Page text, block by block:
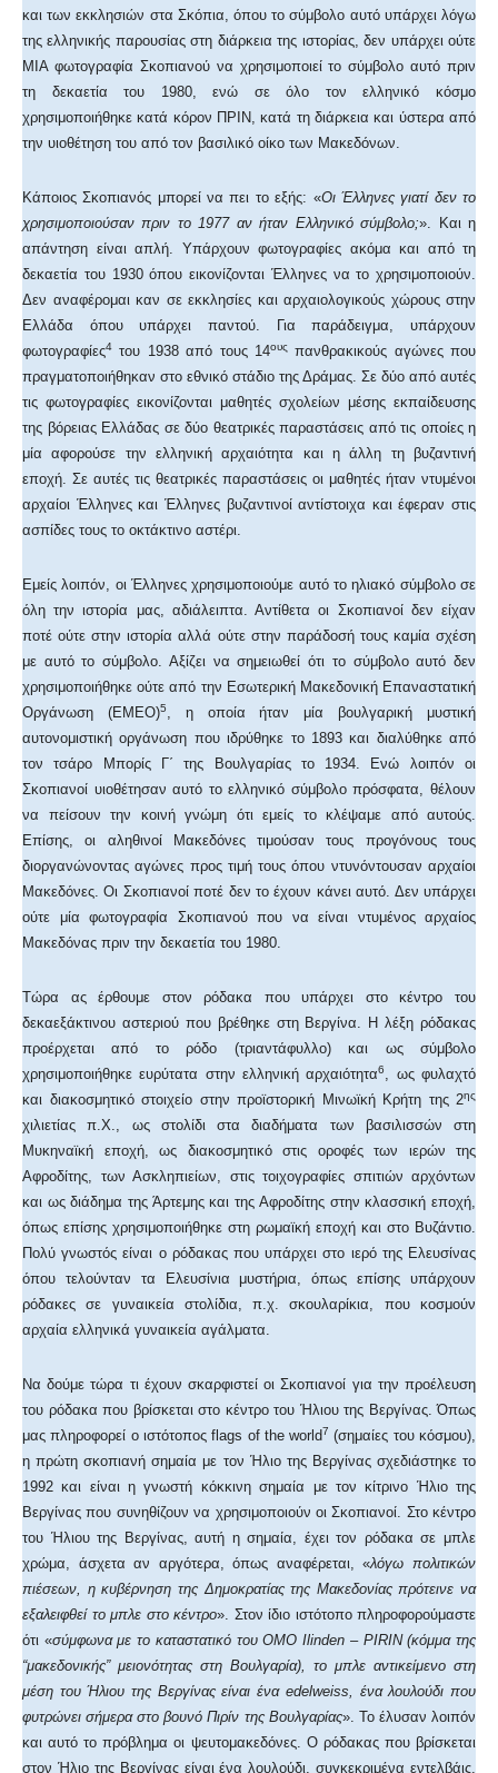
και των εκκλησιών στα Σκόπια, όπου το σύμβολο αυτό υπάρχει λόγω
της ελληνικής παρουσίας στη διάρκεια της ιστορίας, δεν υπάρχει ούτε
ΜΙΑ φωτογραφία Σκοπιανού να χρησιμοποιεί το σύμβολο αυτό πριν
τη δεκαετία του 1980, ενώ σε όλο τον ελληνικό κόσμο
χρησιμοποιήθηκε κατά κόρον ΠΡΙΝ, κατά τη διάρκεια και ύστερα από
την υιοθέτηση του από τον βασιλικό οίκο των Μακεδόνων.
Κάποιος Σκοπιανός μπορεί να πει το εξής: «Οι Έλληνες γιατί δεν το
χρησιμοποιούσαν πριν το 1977 αν ήταν Ελληνικό σύμβολο;». Kαι η
απάντηση είναι απλή. Υπάρχουν φωτογραφίες ακόμα και από τη
δεκαετία του 1930 όπου εικονίζονται Έλληνες να το χρησιμοποιούν.
Δεν αναφέρομαι καν σε εκκλησίες και αρχαιολογικούς χώρους στην
Ελλάδα όπου υπάρχει παντού. Για παράδειγμα, υπάρχουν
φωτογραφίες4 του 1938 από τους 14ουςπανθρακικούς αγώνες που
πραγματοποιήθηκαν στο εθνικό στάδιο της Δράμας. Σε δύο από αυτές
τις φωτογραφίες εικονίζονται μαθητές σχολείων μέσης εκπαίδευσης
της βόρειας Ελλάδας σε δύο θεατρικές παραστάσεις από τις οποίες η
μία αφορούσε την ελληνική αρχαιότητα και η άλλη τη βυζαντινή
εποχή. Σε αυτές τις θεατρικές παραστάσεις οι μαθητές ήταν ντυμένοι
αρχαίοι Έλληνες και Έλληνες βυζαντινοί αντίστοιχα και έφεραν στις
ασπίδες τους το οκτάκτινο αστέρι.
Εμείς λοιπόν, οι Έλληνες χρησιμοποιούμε αυτό το ηλιακό σύμβολο σε
όλη την ιστορία μας, αδιάλειπτα. Αντίθετα οι Σκοπιανοί δεν είχαν
ποτέ ούτε στην ιστορία αλλά ούτε στην παράδοσή τους καμία σχέση
με αυτό το σύμβολο. Αξίζει να σημειωθεί ότι το σύμβολο αυτό δεν
χρησιμοποιήθηκε ούτε από την Εσωτερική Μακεδονική Επαναστατική
Οργάνωση (ΕΜΕΟ)5
, η οποία ήταν μία βουλγαρική μυστική
αυτονομιστική οργάνωση που ιδρύθηκε το 1893 και διαλύθηκε από
τον τσάρο Μπορίς Γ΄ της Βουλγαρίας το 1934. Ενώ λοιπόν οι
Σκοπιανοί υιοθέτησαν αυτό το ελληνικό σύμβολο πρόσφατα, θέλουν
να πείσουν την κοινή γνώμη ότι εμείς το κλέψαμε από αυτούς.
Επίσης, οι αληθινοί Μακεδόνες τιμούσαν τους προγόνους τους
διοργανώνοντας αγώνες προς τιμή τους όπου ντυνόντουσαν αρχαίοι
Μακεδόνες. Οι Σκοπιανοί ποτέ δεν το έχουν κάνει αυτό. Δεν υπάρχει
ούτε μία φωτογραφία Σκοπιανού που να είναι ντυμένος αρχαίος
Μακεδόνας πριν την δεκαετία του 1980.
Τώρα ας έρθουμε στον ρόδακα που υπάρχει στο κέντρο του
δεκαεξάκτινου αστεριού που βρέθηκε στη Βεργίνα. Η λέξη ρόδακας
προέρχεται από το ρόδο (τριαντάφυλλο) και ως σύμβολο
χρησιμοποιήθηκε ευρύτατα στην ελληνική αρχαιότητα6
, ως φυλαχτό
και διακοσμητικό στοιχείο στην προϊστορική Μινωϊκή Κρήτη της 2ης
χιλιετίας π.Χ., ως στολίδι στα διαδήματα των βασιλισσών στη
Μυκηναϊκή εποχή, ως διακοσμητικό στις οροφές των ιερών της
Αφροδίτης, των Ασκληπιείων, στις τοιχογραφίες σπιτιών αρχόντων
και ως διάδημα της Άρτεμης και της Αφροδίτης στην κλασσική εποχή,
όπως επίσης χρησιμοποιήθηκε στη ρωμαϊκή εποχή και στο Βυζάντιο.
Πολύ γνωστός είναι ο ρόδακας που υπάρχει στο ιερό της Ελευσίνας
όπου τελούνταν τα Ελευσίνια μυστήρια, όπως επίσης υπάρχουν
ρόδακες σε γυναικεία στολίδια, π.χ. σκουλαρίκια, που κοσμούν
αρχαία ελληνικά γυναικεία αγάλματα.
Να δούμε τώρα τι έχουν σκαρφιστεί οι Σκοπιανοί για την προέλευση
του ρόδακα που βρίσκεται στο κέντρο του Ήλιου της Βεργίνας. Όπως
μας πληροφορεί ο ιστότοπος flags of the world7 (σημαίες του κόσμου),
η πρώτη σκοπιανή σημαία με τον Ήλιο της Βεργίνας σχεδιάστηκε το
1992 και είναι η γνωστή κόκκινη σημαία με τον κίτρινο Ήλιο της
Βεργίνας που συνηθίζουν να χρησιμοποιούν οι Σκοπιανοί. Στο κέντρο
του Ήλιου της Βεργίνας, αυτή η σημαία, έχει τον ρόδακα σε μπλε
χρώμα, άσχετα αν αργότερα, όπως αναφέρεται, «λόγω πολιτικών
πιέσεων, η κυβέρνηση της Δημοκρατίας της Μακεδονίας πρότεινε να
εξαλειφθεί το μπλε στο κέντρο». Στον ίδιο ιστότοπο πληροφορούμαστε
ότι «σύμφωνα με το καταστατικό του OMO Ilinden – PIRIN (κόμμα της
“μακεδονικής” μειονότητας στη Βουλγαρία), το μπλε αντικείμενο στη
μέση του Ήλιου της Βεργίνας είναι ένα edelweiss, ένα λουλούδι που
φυτρώνει σήμερα στο βουνό Πιρίν της Βουλγαρίας». Το έλυσαν λοιπόν
και αυτό το πρόβλημα οι ψευτομακεδόνες. Ο ρόδακας που βρίσκεται
στον Ήλιο της Βεργίνας είναι ένα λουλούδι, συγκεκριμένα εντελβάις,